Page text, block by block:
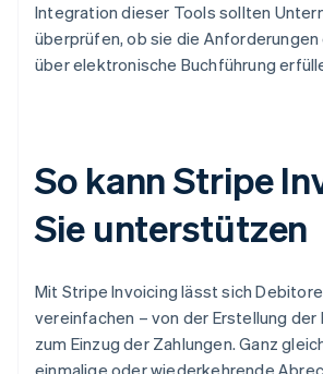
Integration dieser Tools sollten
überprüfen, ob sie die
über elektronische Buchführung
So kann Stripe
Sie unterstützen
Mit Stripe Invoicing lässt sich
vereinfachen – von der Erstellung der
zum Einzug der Zahlungen. Ganz